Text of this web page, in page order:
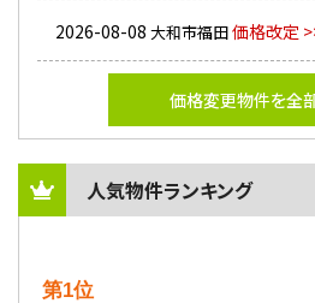
2026-08-08 大和市福田価格改定
価格変更物件を全
人気物件ランキング
第1位